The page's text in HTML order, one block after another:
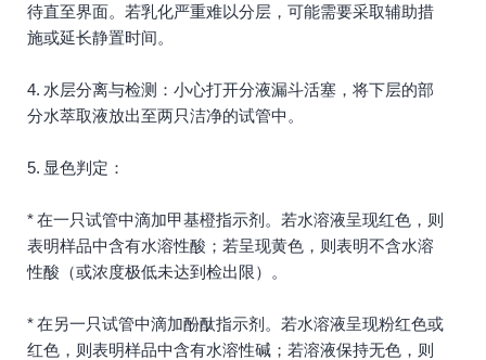
待直至界面。若乳化严重难以分层，可能需要采取辅助措
施或延长静置时间。
4. 水层分离与检测：小心打开分液漏斗活塞，将下层的部
分水萃取液放出至两只洁净的试管中。
5. 显色判定：
* 在一只试管中滴加甲基橙指示剂。若水溶液呈现红色，则
表明样品中含有水溶性酸；若呈现黄色，则表明不含水溶
性酸（或浓度极低未达到检出限）。
* 在另一只试管中滴加酚酞指示剂。若水溶液呈现粉红色或
红色，则表明样品中含有水溶性碱；若溶液保持无色，则